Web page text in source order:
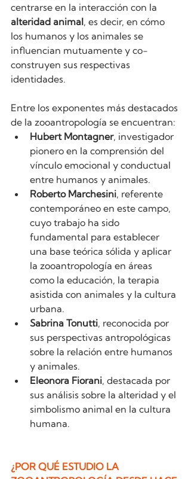
centrarse en la interacción con la
alteridad animal, es decir, en cómo
los humanos y los animales se
influencian mutuamente y co-
construyen sus respectivas
identidades.
Entre los exponentes más destacados
de la zooantropología se encuentran:
Hubert Montagner, investigador
pionero en la comprensión del
vínculo emocional y conductual
entre humanos y animales.
Roberto Marchesini, referente
contemporáneo en este campo,
cuyo trabajo ha sido
fundamental para establecer
una base teórica sólida y aplicar
la zooantropología en áreas
como la educación, la terapia
asistida con animales y la cultura
urbana.
Sabrina Tonutti, reconocida por
sus perspectivas antropológicas
sobre la relación entre humanos
y animales.
Eleonora Fiorani, destacada por
sus análisis sobre la alteridad y el
simbolismo animal en la cultura
humana.
¿POR QUÉ ESTUDIO LA